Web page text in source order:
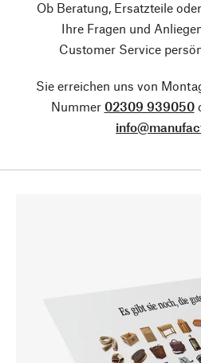
Ob Beratung, Ersatzteile
Ihre Fragen und
Customer Service
Sie erreichen uns von
Nummer 02309 939050